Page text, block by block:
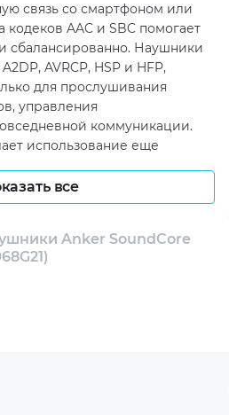
связь со смартфоном или
кодеков AAC и SBC помогает
сбалансированно. Наушники
AVRCP, HSP и HFP,
для прослушивания
управления
коммуникации.
использование еще
с несколькими
частотный диапазон
16 Ом и чувствительность
а поддержка формата 2.0
усиливает
с чувствительностью
все
Anker SoundCore